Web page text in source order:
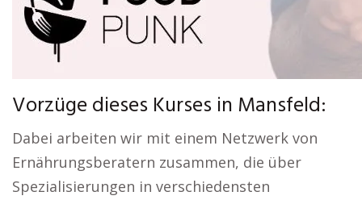
Vorzüge dieses Kurses in Mansfeld:
Dabei arbeiten wir mit einem Netzwerk von
Ernährungsberatern zusammen, die über
Spezialisierungen in verschiedensten